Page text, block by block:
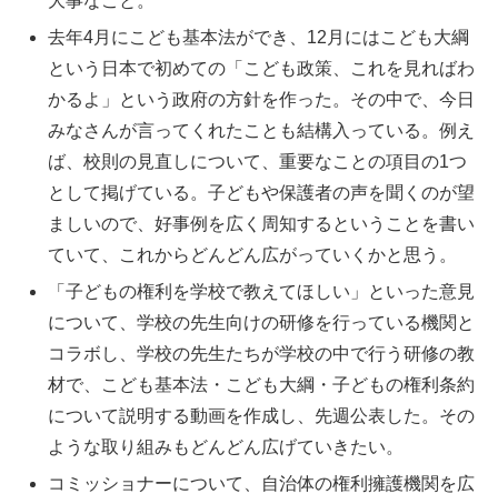
去年4月にこども基本法ができ、12月にはこども大綱
という日本で初めての「こども政策、これを見ればわ
かるよ」という政府の方針を作った。その中で、今日
みなさんが言ってくれたことも結構入っている。例え
ば、校則の見直しについて、重要なことの項目の1つ
として掲げている。子どもや保護者の声を聞くのが望
ましいので、好事例を広く周知するということを書い
ていて、これからどんどん広がっていくかと思う。
「子どもの権利を学校で教えてほしい」といった意見
について、学校の先生向けの研修を行っている機関と
コラボし、学校の先生たちが学校の中で行う研修の教
材で、こども基本法・こども大綱・子どもの権利条約
について説明する動画を作成し、先週公表した。その
ような取り組みもどんどん広げていきたい。
コミッショナーについて、自治体の権利擁護機関を広